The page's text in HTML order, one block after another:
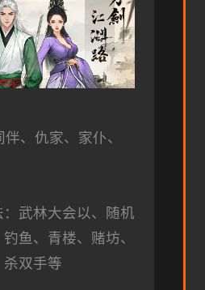
、仇家、家仆、
武林大会以、随机
鱼、青楼、赌坊、
双手等